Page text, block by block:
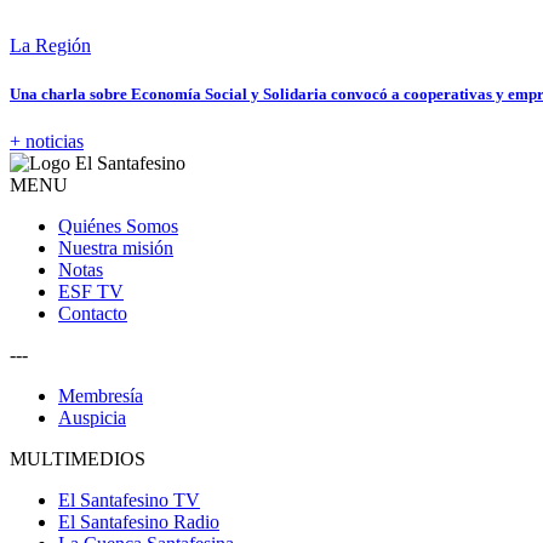
La Región
Una charla sobre Economía Social y Solidaria convocó a cooperativas y
+ noticias
MENU
Quiénes Somos
Nuestra misión
Notas
ESF TV
Contacto
---
Membresía
Auspicia
MULTIMEDIOS
El Santafesino TV
El Santafesino Radio